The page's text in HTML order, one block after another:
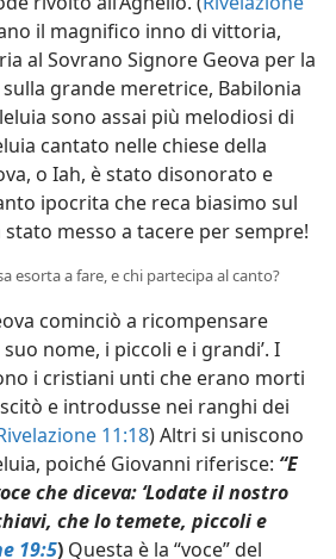
il magnifico inno di vittoria,
al Sovrano Signore Geova per la
grande meretrice, Babilonia
sono assai più melodiosi di
cantato nelle chiese della
o Iah, è stato disonorato e
ipocrita che reca biasimo sul
messo a tacere per sempre!
esorta a fare, e chi partecipa al canto?
cominciò a ricompensare
nome, i piccoli e i grandi’. I
i cristiani unti che erano morti
e introdusse nei ranghi dei
11:18) Altri si uniscono
poiché Giovanni riferisce: “E
che diceva: ‘Lodate il nostro
che lo temete, piccoli e
19:5) Questa è la “voce” del